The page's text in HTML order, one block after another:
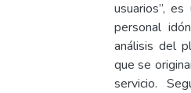
usuarios”,
personal
análisis del
que se
servicio.